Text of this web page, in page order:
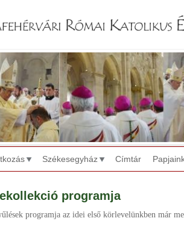
Székesegyház Címtár
programja
programja az idei első körlevelünkben már